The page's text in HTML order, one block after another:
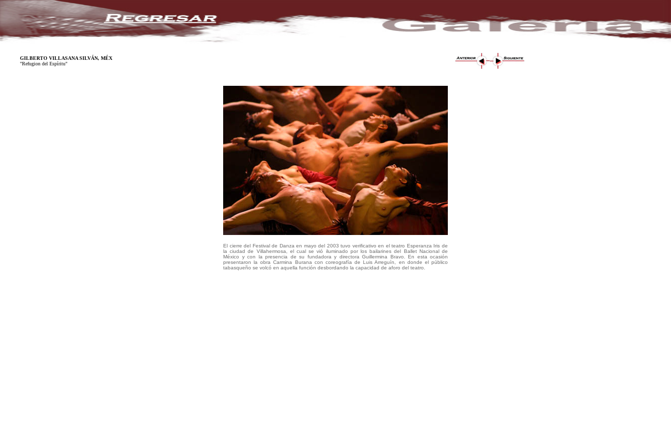
GILBERTO VILLASANA SILVÁN, MÉX
"Refugion del Espíritu"
El cierre del Festival de Danza en mayo del 2003 tuvo verificativo en el teatro Esperanza Iris de
la ciudad de Villahermosa, el cual se vió iluminado por los bailarines del Ballet Nacional de
México y con la presencia de su fundadora y directora Guillermina Bravo. En esta ocasión
presentaron la obra Carmina Burana con coreografía de Luis Arreguín, en donde el público
tabasqueño se volcó en aquella función desbordando la capacidad de aforo del teatro.